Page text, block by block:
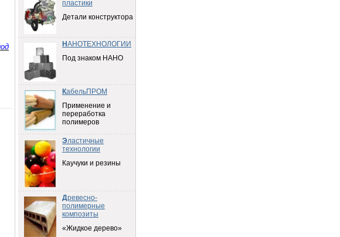
пластики
Детали конструктора
Н АНОТЕХНОЛОГИИ
Под знаком НАНО
КабельПРОМ
Применение и
переработка
полимеров
Эластичные
технологии
Каучуки и резины
Древесно-
полимерные
композиты
«Жидкое дерево»